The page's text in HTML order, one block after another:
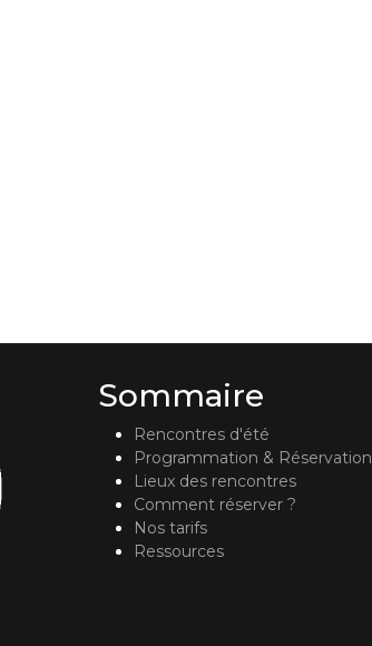
Sommaire
Rencontres d'été
Programmation & Réservation
Lieux des rencontres
Comment réserver ?
Nos tarifs
Ressources